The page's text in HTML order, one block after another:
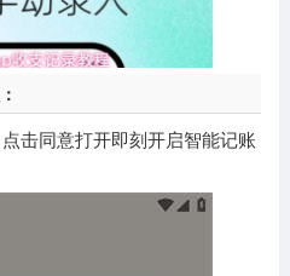
击同意打开即刻开启智能记账